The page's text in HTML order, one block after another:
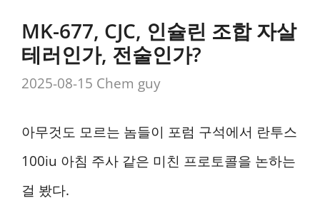
MK-677, CJC, 인슐린 조합 자살
테러인가, 전술인가?
2025-08-15 Chem guy
아무것도 모르는 놈들이 포럼 구석에서 란투스
100iu 아침 주사 같은 미친 프로토콜을 논하는
걸 봤다.